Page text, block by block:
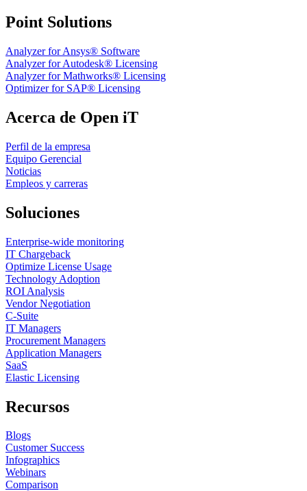
Point Solutions
Analyzer for Ansys® Software
Analyzer for Autodesk® Licensing
Analyzer for Mathworks® Licensing
Optimizer for SAP® Licensing
Acerca de Open iT
Perfil de la empresa
Equipo Gerencial
Noticias
Empleos y carreras
Soluciones
Enterprise-wide monitoring
IT Chargeback
Optimize License Usage
Technology Adoption
ROI Analysis
Vendor Negotiation
C-Suite
IT Managers
Procurement Managers
Application Managers
SaaS
Elastic Licensing
Recursos
Blogs
Customer Success
Infographics
Webinars
Comparison